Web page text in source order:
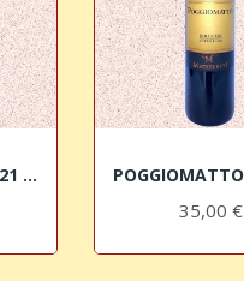
POGGIOMATTO 2021 Bolgheri DOC Superiore Micheletti
35,00 €